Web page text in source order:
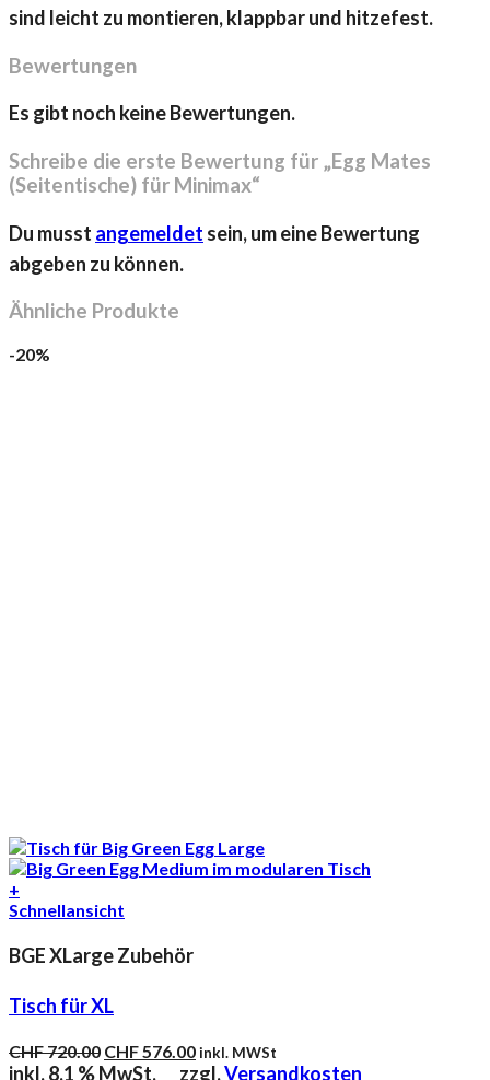
sind leicht zu montieren, klappbar und hitzefest.
Bewertungen
Es gibt noch keine Bewertungen.
Schreibe die erste Bewertung für „Egg Mates
(Seitentische) für Minimax“
Du musst angemeldet sein, um eine Bewertung
abgeben zu können.
Ähnliche Produkte
-20%
+
Schnellansicht
BGE XLarge Zubehör
Tisch für XL
CHF720.00 Ursprünglicher
Preis
CHF576.00Aktueller
Preis
inkl. MWSt
inkl. 8.1 % MwSt. zzgl.Versandkosten